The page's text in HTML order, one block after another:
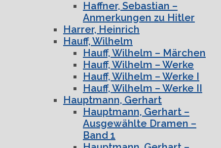
Haffner, Sebastian –
Anmerkungen zu Hitler
Harrer, Heinrich
Hauff, Wilhelm
Hauff, Wilhelm – Märchen
Hauff, Wilhelm – Werke
Hauff, Wilhelm – Werke I
Hauff, Wilhelm – Werke II
Hauptmann, Gerhart
Hauptmann, Gerhart –
Ausgewählte Dramen –
Band 1